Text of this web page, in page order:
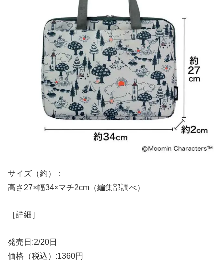
サイズ（約）：
高さ27×幅34×マチ2cm（編集部調べ）
［詳細］
発売日:2/20日
価格（税込）:1360円